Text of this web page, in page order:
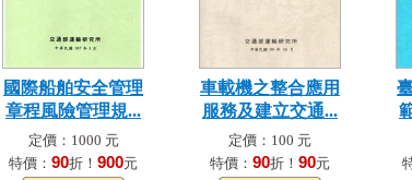
國際船舶安全管理
章程風險管理規...
定價：1000 元
特價： 90折！ 900元
車載機之整合應用
服務及建立交通...
定價：100 元
特價： 90折！ 90元